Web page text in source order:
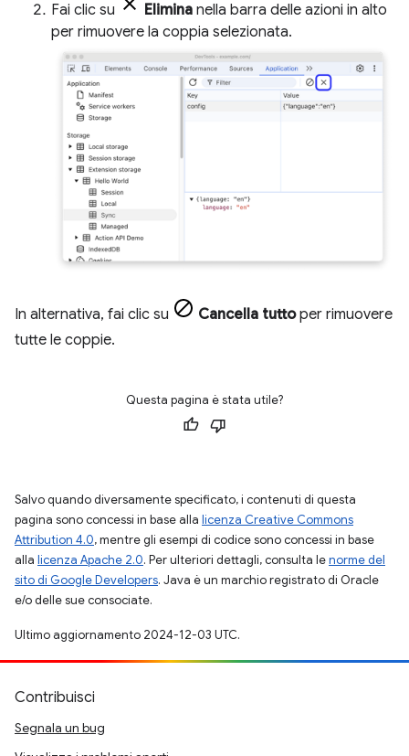
Fai clic su Elimina nella barra delle azioni in alto
per rimuovere la coppia selezionata.
In alternativa, fai clic su Cancella tuttoper rimuovere
tutte le coppie.
Questa pagina è stata utile?
Salvo quando diversamente specificato, i contenuti di questa
pagina sono concessi in base alla licenza Creative Commons
Attribution 4.0, mentre gli esempi di codice sono concessi in base
alla licenza Apache 2.0. Per ulteriori dettagli, consulta lenorme del
sito di Google Developers. Java è un marchio registrato di Oracle
e/o delle sue consociate.
Ultimo aggiornamento 2024-12-03 UTC.
Contribuisci
Segnala un bug